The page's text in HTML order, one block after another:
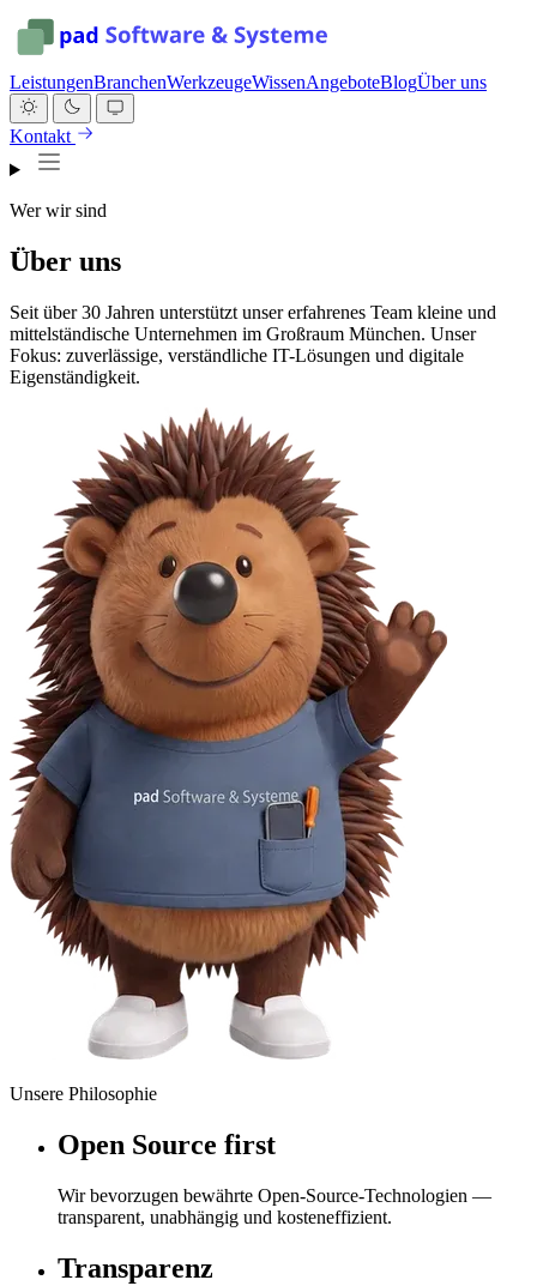
LeistungenBranchenWerkzeugeWissenAngeboteBlogÜber uns
Kontakt
Wer wir sind
Über uns
Seit über 30 Jahren unterstützt unser erfahrenes Team kleine und
mittelständische Unternehmen im Großraum München. Unser
Fokus: zuverlässige, verständliche IT-Lösungen und digitale
Eigenständigkeit.
Unsere Philosophie
Open Source first
Wir bevorzugen bewährte Open-Source-Technologien —
transparent, unabhängig und kosteneffizient.
Transparenz